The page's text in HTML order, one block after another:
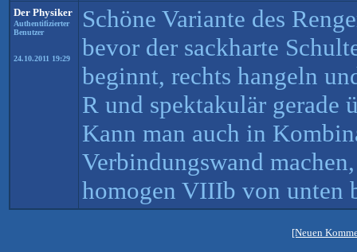
Der Physiker
Authentifizierter
Benutzer
24.10.2011 19:29
Schöne Variante des
bevor der sackharte
beginnt, rechts hangeln
R und spektakulär gerade
Kann man auch in
Verbindungswand
homogen VIIIb von unten
[Neuen